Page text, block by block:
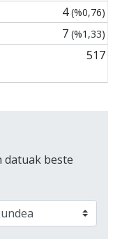
4(%0,76)
7 (%1,33)
517
datuak beste